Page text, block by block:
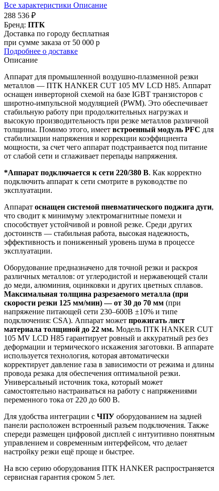
Все характеристики Описание
288 536 ₽
Бренд: ПТК
Доставка по городу бесплатная
при сумме заказа от 50 000 р
Подробнее о доставке
Описание
Аппарат для промышленной воздушно-плазменной резки
металлов — ПТК HANKER CUT 105 MV LCD H85. Аппарат
оснащен инверторной схемой на базе IGBT транзисторов с
широтно-импульсной модуляцией (PWM). Это обеспечивает
стабильную работу при продолжительных нагрузках и
высокую производительность при резке металлов различной
толщины. Помимо этого, имеет встроенный модуль PFC для
стабилизации напряжения и коррекции коэффициента
мощности, за счет чего аппарат подстраивается под питание
от слабой сети и сглаживает перепады напряжения.
*Аппарат подключается к сети 220/380 В. Как корректно
подключить аппарат к сети смотрите в руководстве по
эксплуатации.
Аппарат оснащен системой пневматического поджига дуги,
что сводит к минимуму электромагнитные помехи и
способствует устойчивой и ровной резке. Среди других
достоинств — стабильная работа, высокая надежность,
эффективность и пониженный уровень шума в процессе
эксплуатации.
Оборудование предназначено для точной резки и раскроя
различных металлов: от углеродистой и нержавеющей стали
до меди, алюминия, оцинковки и других цветных сплавов.
Максимальная толщина разрезаемого металла (при
скорости резки 125 мм/мин) — от 30 до 70 мм (при
напряжение питающей сети 230–600В ±10% и типе
подключения: CSA). Аппарат может прожигать лист
материала толщиной до 22 мм. Модель ПТК HANKER CUT
105 MV LCD H85 гарантирует ровный и аккуратный рез без
деформации и термического искажения заготовки. В аппарате
используется технология, которая автоматически
корректирует давление газа в зависимости от режима и длины
провода резака для обеспечения оптимальной резки.
Универсальный источник тока, который может
самостоятельно настраиваться на работу с напряжениями
переменного тока от 220 до 600 В.
Для удобства интеграции с ЧПУ оборудованием на задней
панели расположен встроенный разъем подключения. Также
спереди размещен цифровой дисплей с интуитивно понятным
управлением и современным интерфейсом, что делает
настройку резки ещё проще и быстрее.
На всю серию оборудования ПТК HANKER распространяется
сервисная гарантия сроком 5 лет.